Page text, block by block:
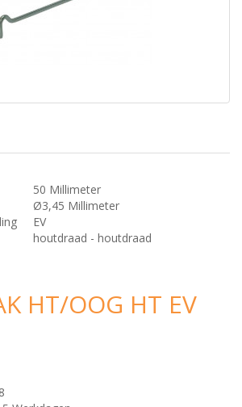
50 Millimeter
Ø3,45 Millimeter
EV
houtdraad - houtdraad
HT/OOG HT EV